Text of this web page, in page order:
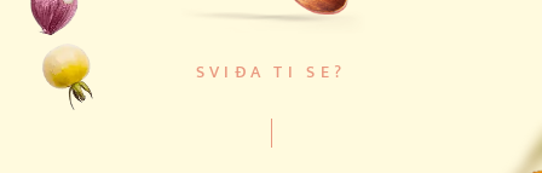
SVIĐA TI SE?